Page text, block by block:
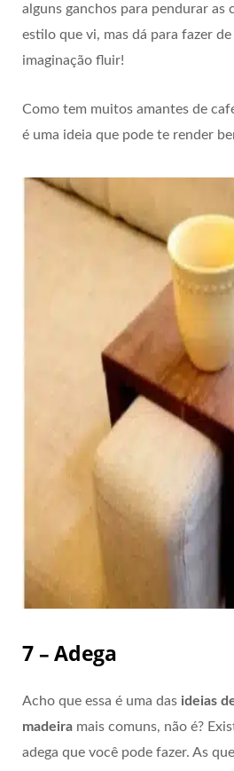
alguns ganchos para pendurar as
estilo que vi, mas dá para fazer
imaginação fluir!
Como tem muitos amantes de
é uma ideia que pode te render
7 – Adega
Acho que essa é uma das ideias
madeira mais comuns, não é?
adega que você pode fazer. As